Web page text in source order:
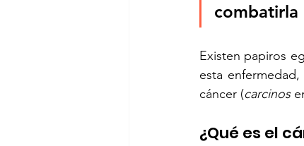
combatirla
Existen papiros
esta
cáncer (carcinos
¿Qué es el